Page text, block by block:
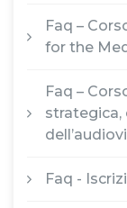
Faq –
for the
Faq –
strategica,
Faq -